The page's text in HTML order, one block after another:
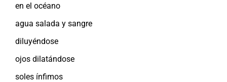
en el océano
agua salada y sangre
diluyéndose
ojos dilatándose
soles ínfimos